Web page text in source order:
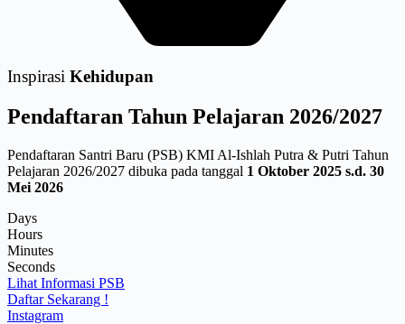
Inspirasi Kehidupan
Pendaftaran Tahun Pelajaran 2026/2027
Pendaftaran Santri Baru (PSB) KMI Al-Ishlah Putra & Putri Tahun
Pelajaran 2026/2027 dibuka pada tanggal 1 Oktober 2025 s.d. 30
Mei 2026
Days
Hours
Minutes
Seconds
Lihat Informasi PSB
Daftar Sekarang !
Instagram